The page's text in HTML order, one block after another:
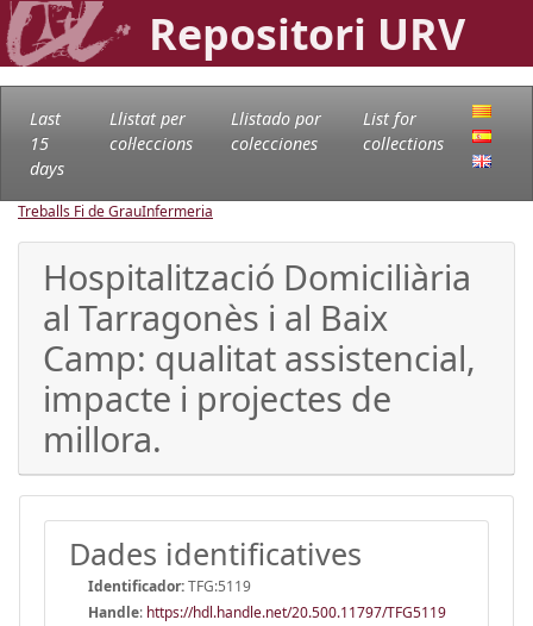
Repositori URV
Last
15
days
Llistat per
col·leccions
Llistado por
colecciones
List for
collections
Treballs Fi de GrauInfermeria
Hospitalització Domiciliària
al Tarragonès i al Baix
Camp: qualitat assistencial,
impacte i projectes de
millora.
Dades identificatives
Identificador:TFG:5119
Handle: https://hdl.handle.net/20.500.11797/TFG5119